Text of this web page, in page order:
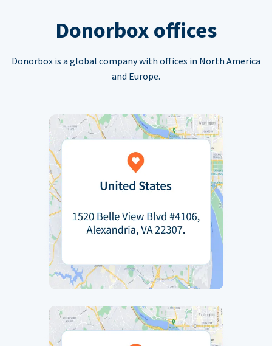
Donorbox offices
Donorbox is a global company with offices in North America
and Europe.